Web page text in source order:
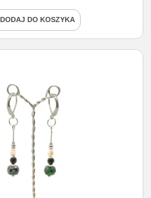
DODAJ DO KOSZYKA